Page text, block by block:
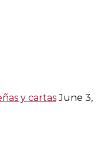
y cartas June 3,